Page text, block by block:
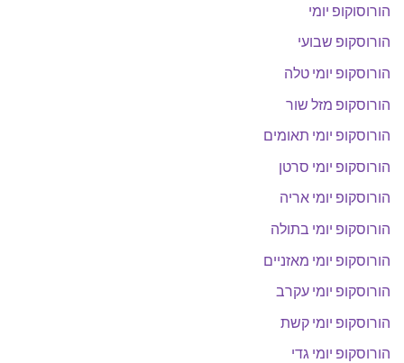
הורוסוקופ יומי
הורוסקופ שבועי
הורוסקופ יומי טלה
הורוסקופ מזל שור
הורוסקופ יומי תאומים
הורוסקופ יומי סרטן
הורוסקופ יומי אריה
הורוסקופ יומי בתולה
הורוסקופ יומי מאזניים
הורוסקופ יומי עקרב
הורוסקופ יומי קשת
הורוסקופ יומי גדי